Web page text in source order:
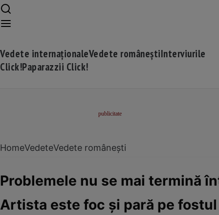
Vedete internaționaleVedete româneștiInterviurile
Click!Paparazzii Click!
HomeVedeteVedete românești
Problemele nu se mai termină
Artista este foc și pară pe